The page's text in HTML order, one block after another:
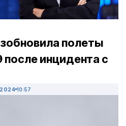
полеты
после инцидента с
10:57